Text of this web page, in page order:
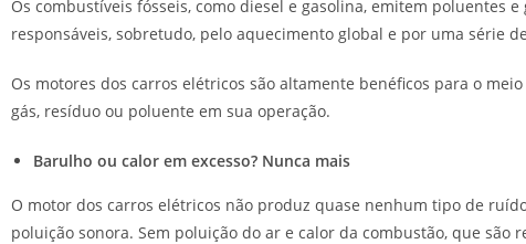
Os combustíveis fósseis, como diesel e gasolina, emitem poluentes
responsáveis, sobretudo, pelo aquecimento global e por uma série
Os motores dos carros elétricos são altamente benéficos para o
gás, resíduo ou poluente em sua operação.
Barulho ou calor em excesso? Nunca mais
O motor dos carros elétricos não produz quase nenhum tipo de
poluição sonora. Sem poluição do ar e calor da combustão, que são